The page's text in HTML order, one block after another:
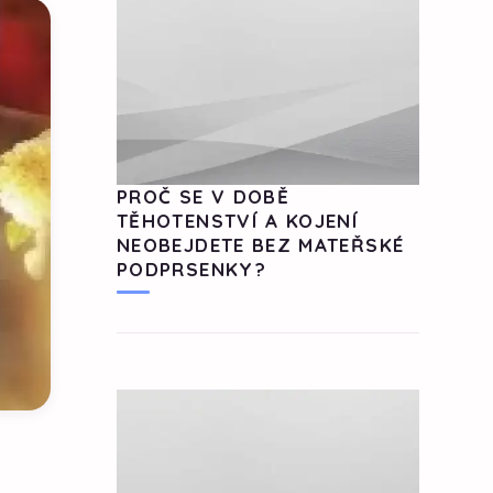
PROČ SE V DOBĚ
TĚHOTENSTVÍ A KOJENÍ
NEOBEJDETE BEZ MATEŘSKÉ
PODPRSENKY?